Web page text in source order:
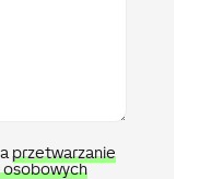
przetwarzanie
osobowych